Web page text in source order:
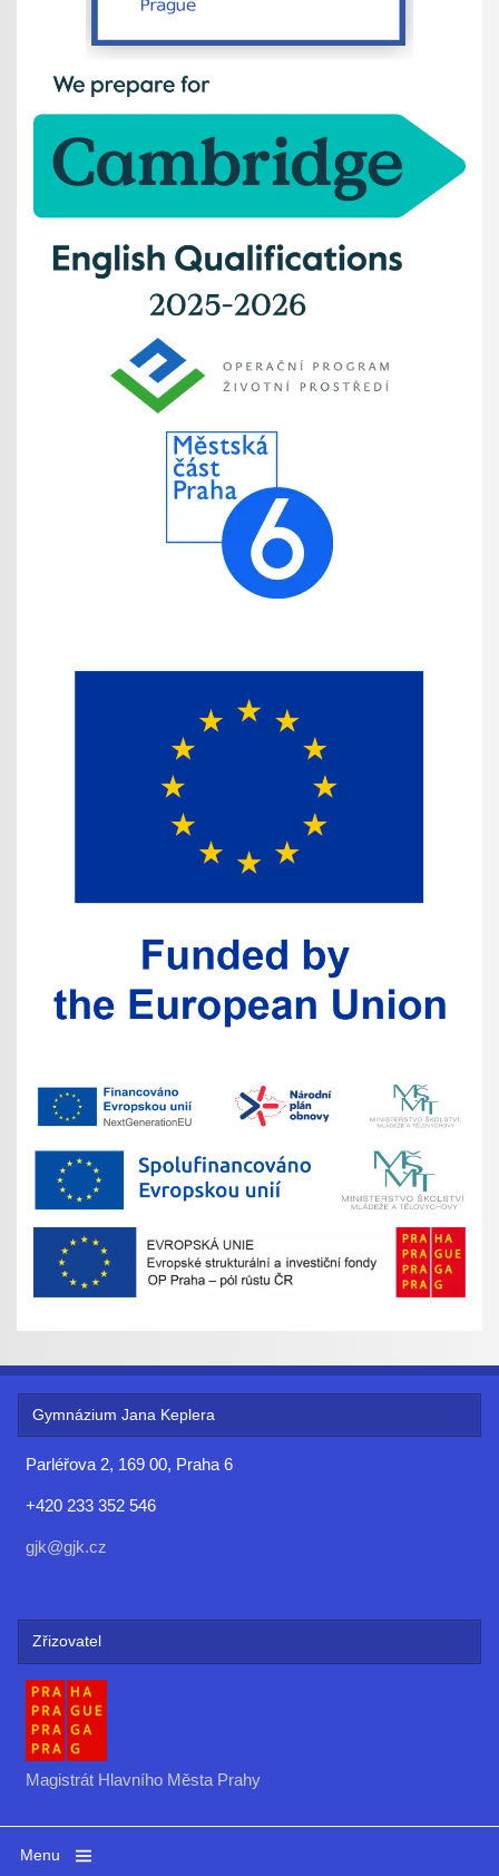
Gymnázium Jana Keplera
Parléřova 2, 169 00, Praha 6
+420 233 352 546
gjk@gjk.cz
Zřizovatel
Magistrát Hlavního Města Prahy
Menu